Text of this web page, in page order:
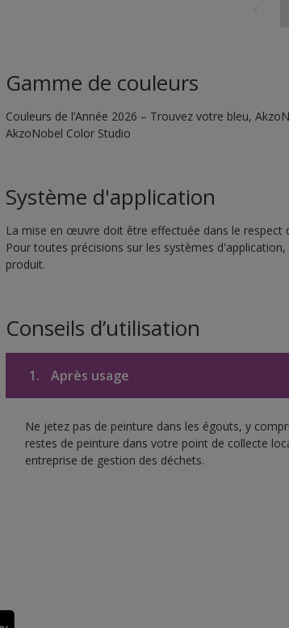
Gamme de couleurs
Couleurs de l’Année 2026 – Trouvez votre bleu,
AkzoNobel Color Studio
Système d'application
La mise en œuvre doit être effectuée dans le respect
Pour toutes précisions sur les systèmes
produit.
Conseils d’utilisation
1. Après usage
Ne jetez pas de peinture dans les égouts, y
restes de peinture dans votre point de collecte
entreprise de gestion des déchets.